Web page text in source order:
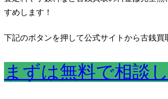
すめします！
下記のボタンを押して公式サイトから古銭買
まずは無料で相談